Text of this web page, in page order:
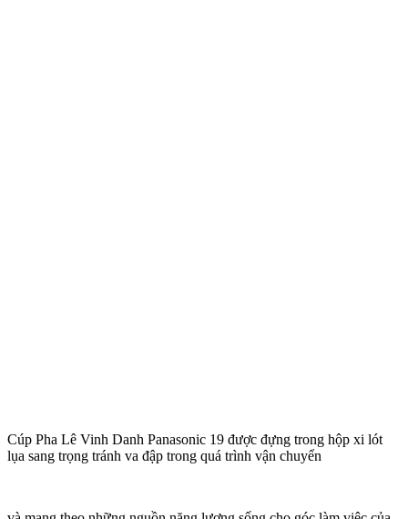
Cúp Pha Lê Vinh Danh Panasonic 19 được đựng trong hộp xi lót
lụa sang trọng tránh va đập trong quá trình vận chuyển